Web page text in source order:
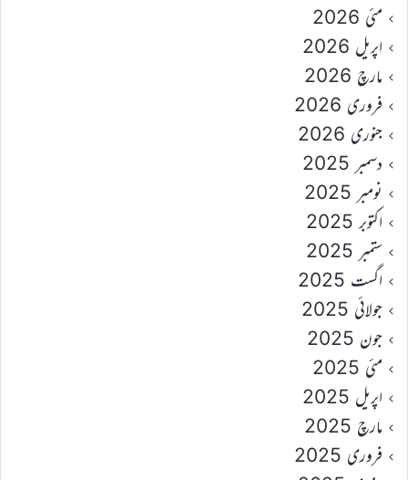
مئی 2026
اپریل 2026
مارچ 2026
فروری 2026
جنوری 2026
دسمبر 2025
نومبر 2025
اکتوبر 2025
ستمبر 2025
اگست 2025
جولائی 2025
جون 2025
مئی 2025
اپریل 2025
مارچ 2025
فروری 2025